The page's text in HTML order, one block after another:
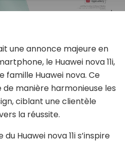
une annonce majeure en
le Huawei nova 11i,
famille Huawei nova. Ce
manière harmonieuse les
ciblant une clientèle
la réussite.
Huawei nova 11i s’inspire